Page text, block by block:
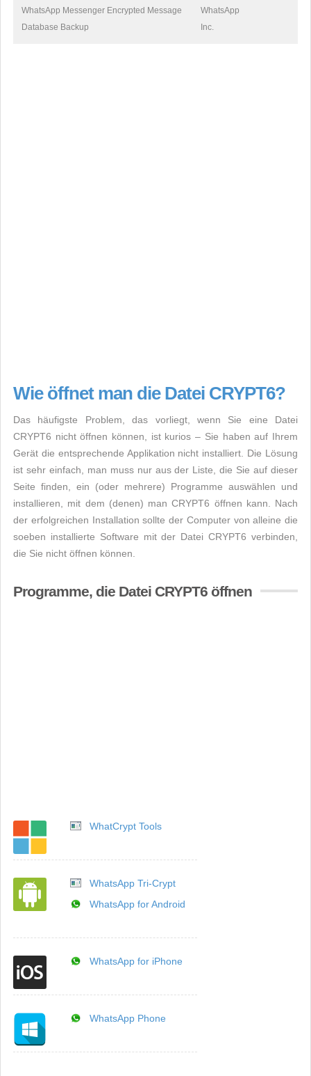
WhatsApp Messenger Encrypted Message
Database Backup
WhatsApp
Inc.
Wie öffnet man die Datei CRYPT6?
Das häufigste Problem, das vorliegt, wenn Sie eine Datei
CRYPT6 nicht öffnen können, ist kurios – Sie haben auf Ihrem
Gerät die entsprechende Applikation nicht installiert. Die Lösung
ist sehr einfach, man muss nur aus der Liste, die Sie auf dieser
Seite finden, ein (oder mehrere) Programme auswählen und
installieren, mit dem (denen) man CRYPT6 öffnen kann. Nach
der erfolgreichen Installation sollte der Computer von alleine die
soeben installierte Software mit der Datei CRYPT6 verbinden,
die Sie nicht öffnen können.
Programme, die Datei CRYPT6 öffnen
WhatCrypt Tools
WhatsApp Tri-Crypt
WhatsApp for Android
WhatsApp for iPhone
WhatsApp Phone